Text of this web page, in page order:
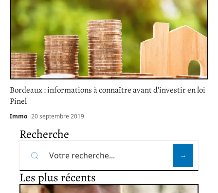
Bordeaux : informations à connaître avant d’investir en loi
Pinel
Immo 20 septembre 2019
Recherche
Les plus récents